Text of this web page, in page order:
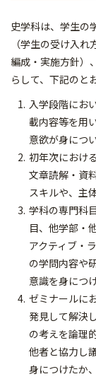
史学科は、学生の
（学生の受け入
編成・実施方針）
らして、下記のと
入学段階にお
載内容等を用
意欲が身につ
初年次におけ
文章読解・資
スキルや、主
学科の専門科
目、他学部・
アクティブ・
の学問内容や
意識を身につ
ゼミナールに
発見して解決
の考えを論理
他者と協力し
身につけたか